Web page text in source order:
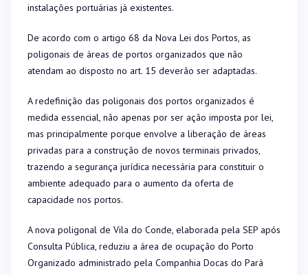
instalações portuárias já existentes.
De acordo com o artigo 68 da Nova Lei dos Portos, as
poligonais de áreas de portos organizados que não
atendam ao disposto no art. 15 deverão ser adaptadas.
A redefinição das poligonais dos portos organizados é
medida essencial, não apenas por ser ação imposta por lei,
mas principalmente porque envolve a liberação de áreas
privadas para a construção de novos terminais privados,
trazendo a segurança jurídica necessária para constituir o
ambiente adequado para o aumento da oferta de
capacidade nos portos.
A nova poligonal de Vila do Conde, elaborada pela SEP após
Consulta Pública, reduziu a área de ocupação do Porto
Organizado administrado pela Companhia Docas do Pará